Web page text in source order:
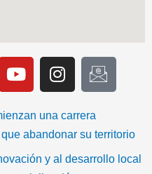
Y
o
t
u
b
e
I
n
t
a
g
r
I
c
-
e
m
una carrera
abandonar su territorio
y al desarrollo local